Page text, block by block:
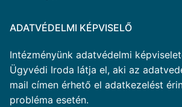
ADATVÉDELMI KÉPVISELŐ
Intézményünk adatvédelmi
Ügyvédi Iroda látja el, aki az
mail címen érhető el adatkezelést
probléma esetén.